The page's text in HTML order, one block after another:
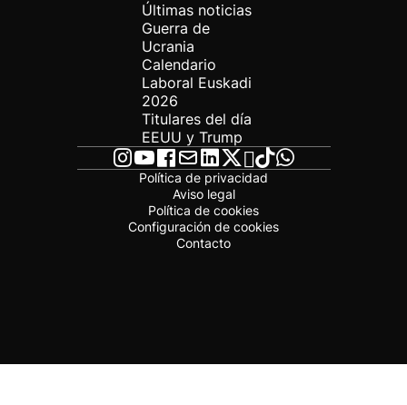
Últimas noticias
Guerra de
Ucrania
Calendario
Laboral Euskadi
2026
Titulares del día
EEUU y Trump
Política de privacidad
Aviso legal
Política de cookies
Configuración de cookies
Contacto